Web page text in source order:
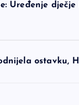
Uređenje
ostavku,